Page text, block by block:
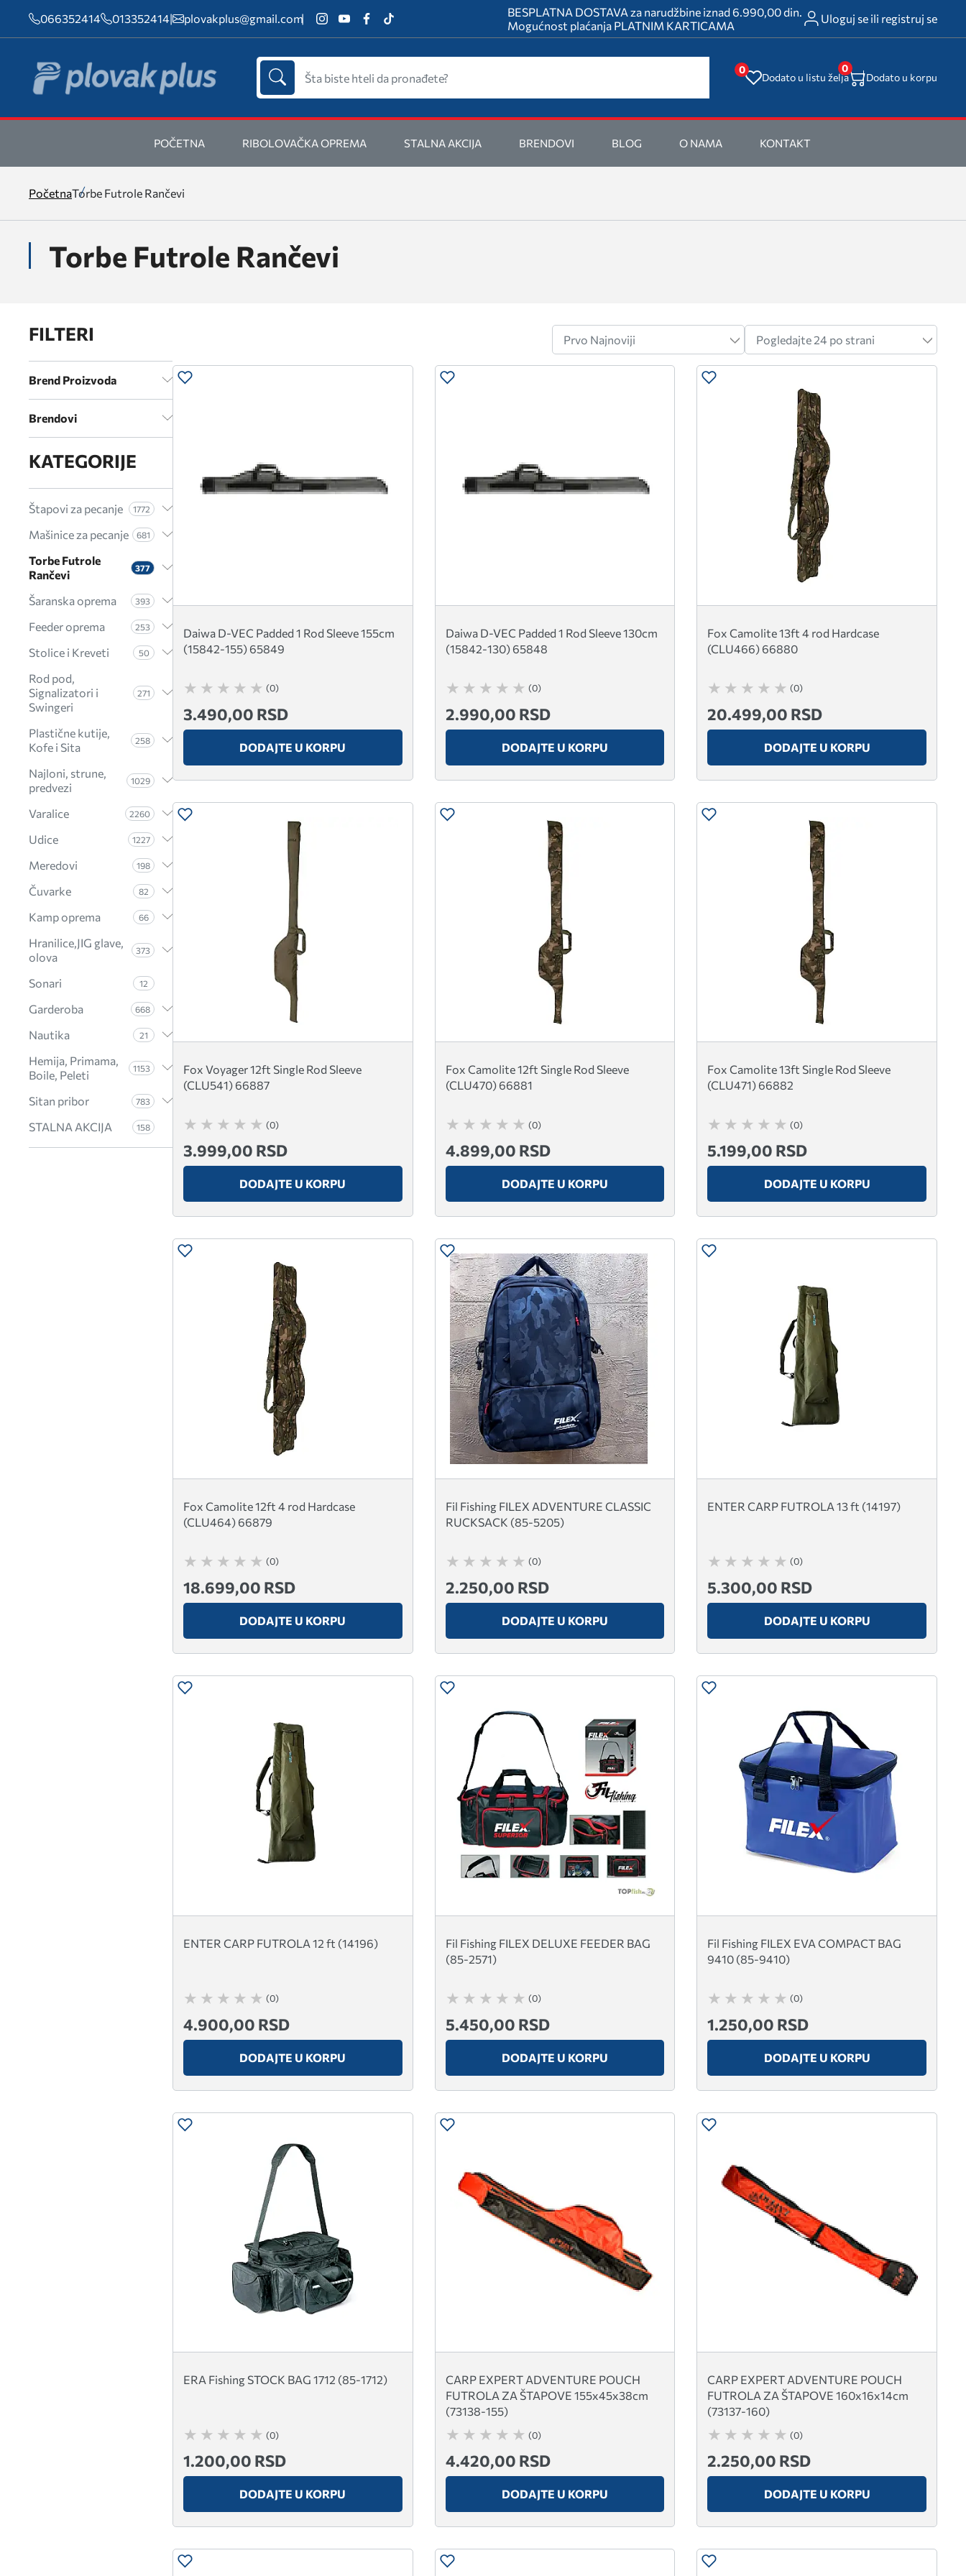
066352414 013352414| plovakplus@gmail.com
BESPLATNA DOSTAVA za narudžbine iznad 6.990,00 din.
Mogućnost plaćanja PLATNIM KARTICAMA
Uloguj se ili registruj se
0
Dodato u listu želja
0
Dodato u korpu
POČETNA RIBOLOVAČKA OPREMA STALNA AKCIJA BRENDOVI BLOG O NAMA KONTAKT
PočetnaTorbe Futrole Rančevi
Torbe Futrole Rančevi
KATEGORIJE
Štapovi za pecanje 1772
Mašinice za pecanje 681
Torbe Futrole
Rančevi
377
Šaranska oprema 393
Feeder oprema 253
Stolice i Kreveti 50
Rod pod,
Signalizatori i
Swingeri
271
Plastične kutije,
Kofe i Sita
258
Najloni, strune,
predvezi
1029
Varalice 2260
Udice 1227
Meredovi 198
Čuvarke 82
Kamp oprema 66
Hranilice,JIG glave,
olova
373
Sonari 12
Garderoba 668
Nautika 21
Hemija, Primama,
Boile, Peleti
1153
Sitan pribor 783
STALNA AKCIJA 158
FILTERI
Brend Proizvoda
Brendovi
Daiwa D-VEC Padded 1 Rod Sleeve 155cm
(15842-155) 65849
(0)
3.490,00 RSD
DODAJTE U KORPU
Daiwa D-VEC Padded 1 Rod Sleeve 130cm
(15842-130) 65848
(0)
2.990,00 RSD
DODAJTE U KORPU
Fox Camolite 13ft 4 rod Hardcase
(CLU466) 66880
(0)
20.499,00 RSD
DODAJTE U KORPU
Fox Voyager 12ft Single Rod Sleeve
(CLU541) 66887
(0)
3.999,00 RSD
DODAJTE U KORPU
Fox Camolite 12ft Single Rod Sleeve
(CLU470) 66881
(0)
4.899,00 RSD
DODAJTE U KORPU
Fox Camolite 13ft Single Rod Sleeve
(CLU471) 66882
(0)
5.199,00 RSD
DODAJTE U KORPU
Fox Camolite 12ft 4 rod Hardcase
(CLU464) 66879
(0)
18.699,00 RSD
DODAJTE U KORPU
Fil Fishing FILEX ADVENTURE CLASSIC
RUCKSACK (85-5205)
(0)
2.250,00 RSD
DODAJTE U KORPU
ENTER CARP FUTROLA 13 ft (14197)
(0)
5.300,00 RSD
DODAJTE U KORPU
ENTER CARP FUTROLA 12 ft (14196)
(0)
4.900,00 RSD
DODAJTE U KORPU
Fil Fishing FILEX DELUXE FEEDER BAG
(85-2571)
(0)
5.450,00 RSD
DODAJTE U KORPU
Fil Fishing FILEX EVA COMPACT BAG
9410 (85-9410)
(0)
1.250,00 RSD
DODAJTE U KORPU
ERA Fishing STOCK BAG 1712 (85-1712)
(0)
1.200,00 RSD
DODAJTE U KORPU
CARP EXPERT ADVENTURE POUCH
FUTROLA ZA ŠTAPOVE 155x45x38cm
(73138-155)
(0)
4.420,00 RSD
DODAJTE U KORPU
CARP EXPERT ADVENTURE POUCH
FUTROLA ZA ŠTAPOVE 160x16x14cm
(73137-160)
(0)
2.250,00 RSD
DODAJTE U KORPU